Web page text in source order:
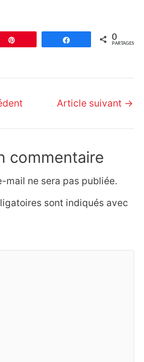
Partagez 0
PARTAGES
Article suivant →
commentaire
mail ne sera pas publiée.
sont indiqués avec